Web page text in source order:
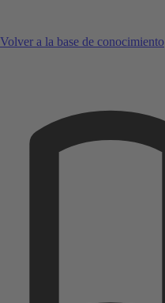
Volver a la base de conocimiento